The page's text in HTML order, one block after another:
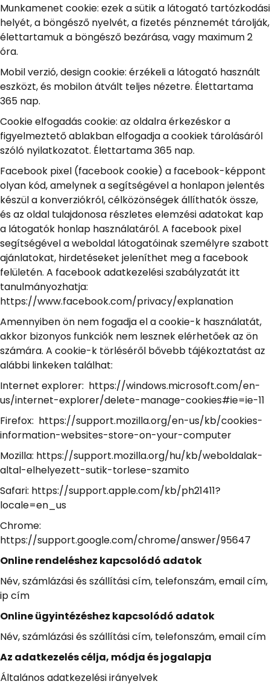
Munkamenet cookie: ezek a sütik a látogató tartózkodási
helyét, a böngésző nyelvét, a fizetés pénznemét tárolják,
élettartamuk a böngésző bezárása, vagy maximum 2
óra.
Mobil verzió, design cookie: érzékeli a látogató használt
eszközt, és mobilon átvált teljes nézetre. Élettartama
365 nap.
Cookie elfogadás cookie: az oldalra érkezéskor a
figyelmeztető ablakban elfogadja a cookiek tárolásáról
szóló nyilatkozatot. Élettartama 365 nap.
Facebook pixel (facebook cookie) a facebook-képpont
olyan kód, amelynek a segítségével a honlapon jelentés
készül a konverziókról, célközönségek állíthatók össze,
és az oldal tulajdonosa részletes elemzési adatokat kap
a látogatók honlap használatáról. A facebook pixel
segítségével a weboldal látogatóinak személyre szabott
ajánlatokat, hirdetéseket jeleníthet meg a facebook
felületén. A facebook adatkezelési szabályzatát itt
tanulmányozhatja:
https://www.facebook.com/privacy/explanation
Amennyiben ön nem fogadja el a cookie-k használatát,
akkor bizonyos funkciók nem lesznek elérhetőek az ön
számára. A cookie-k törléséről bővebb tájékoztatást az
alábbi linkeken találhat:
Internet explorer: https://windows.microsoft.com/en-
us/internet-explorer/delete-manage-cookies#ie=ie-11
Firefox: https://support.mozilla.org/en-us/kb/cookies-
information-websites-store-on-your-computer
Mozilla: https://support.mozilla.org/hu/kb/weboldalak-
altal-elhelyezett-sutik-torlese-szamito
Safari: https://support.apple.com/kb/ph21411?
locale=en_us
Chrome:
https://support.google.com/chrome/answer/95647
Online rendeléshez kapcsolódó adatok
Név, számlázási és szállítási cím, telefonszám, email cím,
ip cím
Online ügyintézéshez kapcsolódó adatok
Név, számlázási és szállítási cím, telefonszám, email cím
Az adatkezelés célja, módja és jogalapja
Általános adatkezelési irányelvek